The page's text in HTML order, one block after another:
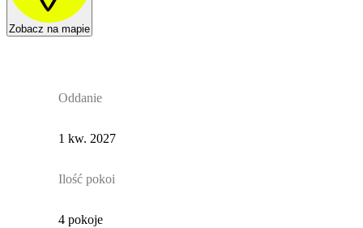
Zobacz na mapie
Oddanie
1 kw. 2027
Ilość pokoi
4 pokoje